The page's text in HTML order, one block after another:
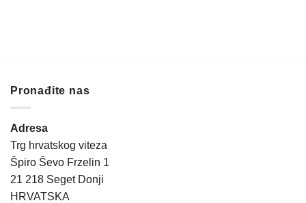
Pronađite nas
Adresa
Trg hrvatskog viteza
Špiro Ševo Frzelin 1
21 218 Seget Donji
HRVATSKA